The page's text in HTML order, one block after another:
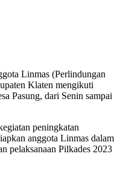
Linmas (Perlindungan
Klaten mengikuti
Pasung, dari Senin sampai
peningkatan
anggota Linmas dalam
pelaksanaan Pilkades 2023